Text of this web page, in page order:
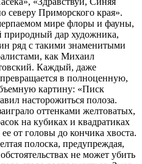
северу Приморского края».
мире флоры и фауны,
дар художника,
ряд с такими знаменитыми
как Михаил
Каждый, даже
в полноценную,
картину: «Писк
насторожиться полоза.
оттенками желтоватых,
на кубиках и квадратиках
от головы до кончика хвоста.
полоска, предупреждая,
не может убить